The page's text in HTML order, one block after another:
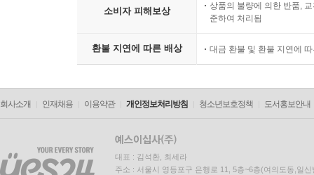
소비자 피해보상
상품의 불량에 의한 반품,
준하여 처리됨
환불 지연에 따른 배상 대금 환불 및 환불 지연에
회사소개 인재채용 이용약관 개인정보처리방침 청소년보호정책 도서홍보안내
대표 : 김석환, 최세라
주소 : 서울시 영등포구 은행로 11, 5층~6층(여의도동,일신